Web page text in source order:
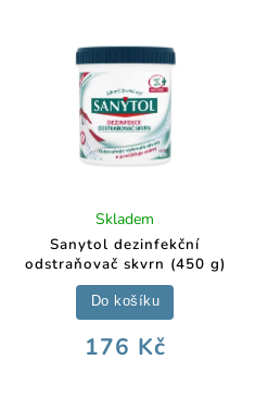
Sanytol dezinfekční
odstraňovač skvrn (450 g)
Skladem
176 Kč
Do košíku